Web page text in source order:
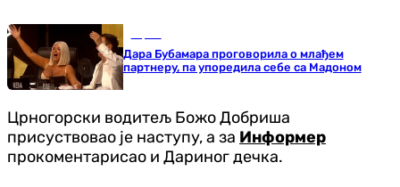
Дара Бубамара проговорила о млађем
партнеру, па упоредила себе са Мадоном
Црногорски водитељ Божо Добриша
присуствовао је наступу, а за Информер
прокоментарисао и Дариног дечка.